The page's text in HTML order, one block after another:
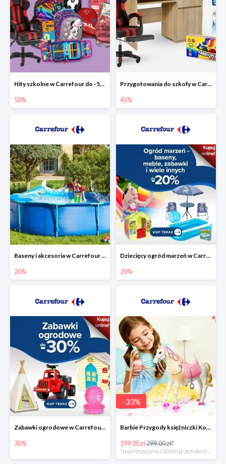
Hity szkolne w Carrefour do -50%
50%
Przygotowania do szkoły w Carrefour do -45%
45%
Baseny i akcesoria w Carrefour do -20%
20%
Dziecięcy ogród marzeń w Carrefour do -20%
20%
Zabawki ogrodowe w Carrefour do -30%
30%
-33%
Barbie Przygody księżniczki Koń + Lalka -33%
199.00 zł299.00 zł*
*najniższa cena z 30 dni przed obniżką